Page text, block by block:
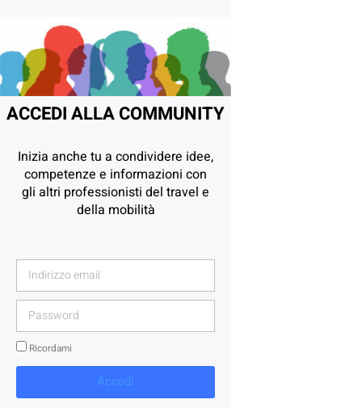
ACCEDI ALLA COMMUNITY
Inizia anche tu a condividere idee,
competenze e informazioni con
gli altri professionisti del travel e
della mobilità
Ricordami
Accedi